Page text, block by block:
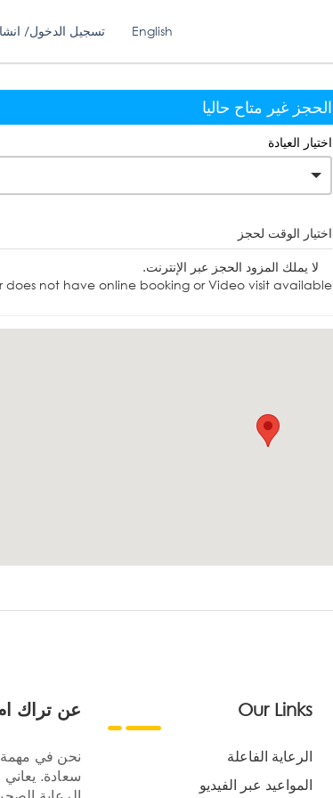
تسجيل الدخول/ English
الحجز غير متاح حاليا
اختيار العيادة
اختيار الوقت لحجز
لا يملك المزود الحجز عبر الإنترنت.
does not have online booking or Video visit available.
عن تراك
نحن في مهمة
سعادة.
Our Links
الرعاية الفاعلة
المواعيد عبر الفيديو